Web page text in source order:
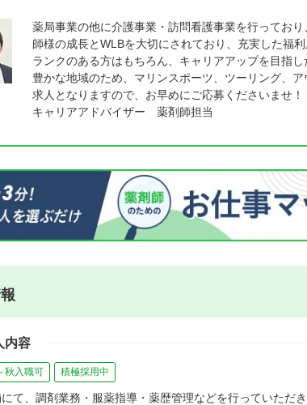
薬局事業の他に介護事業・訪問看護事業を行ってお
師様の成長とWLBを大切にされており、充実した福
ランクのある方はもちろん、キャリアアップを目指
豊かな地域のため、マリンスポーツ、ツーリング、
求人となりますので、お早めにご応募くださいませ！
キャリアアドバイザー 薬剤師担当
内容
秋入職可 積極採用中
にて、調剤業務・服薬指導・薬歴管理などを行っていただき